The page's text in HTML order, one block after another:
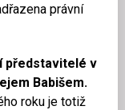
právní
představitelé v
Babišem.
roku je totiž